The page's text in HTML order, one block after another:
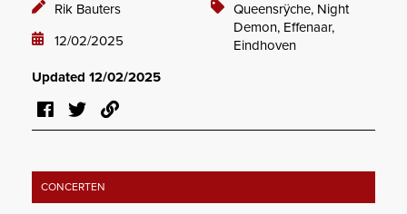
Rik Bauters
12/02/2025
Queensrÿche, Night
Demon, Effenaar,
Eindhoven
Updated 12/02/2025
CONCERTEN